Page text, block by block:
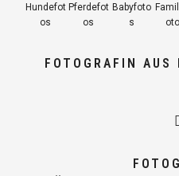
Hundefot
os
Pferdefot
os
Babyfoto
s
FOTOGRAFIN AUS